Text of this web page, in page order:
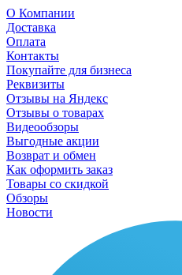
О Компании
Доставка
Оплата
Контакты
Покупайте для бизнеса
Реквизиты
Отзывы на Яндекс
Отзывы о товарах
Видеообзоры
Выгодные акции
Возврат и обмен
Как оформить заказ
Товары со скидкой
Обзоры
Новости